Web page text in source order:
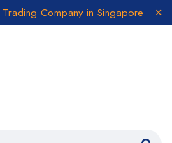
Company in Singapore